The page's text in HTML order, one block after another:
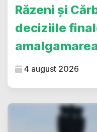
Răzeni și
deciziile
4 august 2026